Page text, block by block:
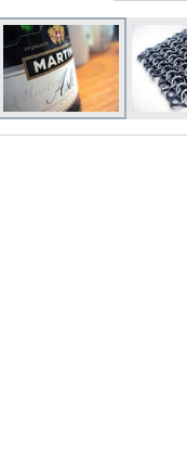
Rīgā – pasūtiet
un papīra veidi